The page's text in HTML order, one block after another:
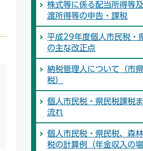
株式等に係る配当所得等
渡所得等の申告・課税
平成29年度個人市民税・
の主な改正点
納税管理人について（市
税）
個人市民税・県民税課税
流れ
個人市民税・県民税、森
税の計算例（年金収入の場